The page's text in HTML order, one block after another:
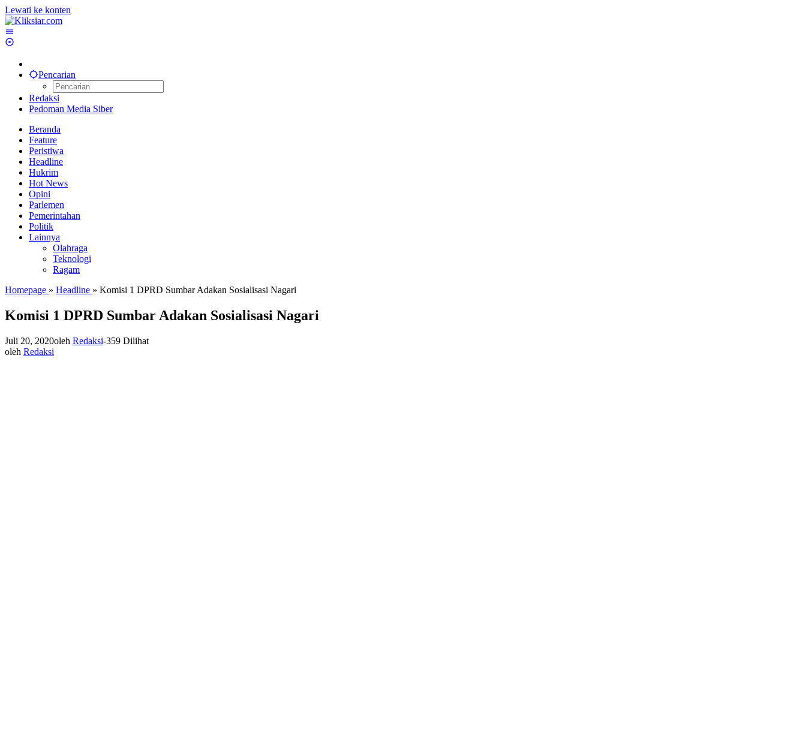
Lewati ke konten
Pencarian
Redaksi
Pedoman Media Siber
Beranda
Feature
Peristiwa
Headline
Hukrim
Hot News
Opini
Parlemen
Pemerintahan
Politik
Lainnya
Olahraga
Teknologi
Ragam
Homepage » Headline » Komisi 1 DPRD Sumbar Adakan Sosialisasi Nagari
Komisi 1 DPRD Sumbar Adakan Sosialisasi Nagari
Juli 20, 2020oleh Redaksi-359 Dilihat
oleh Redaksi